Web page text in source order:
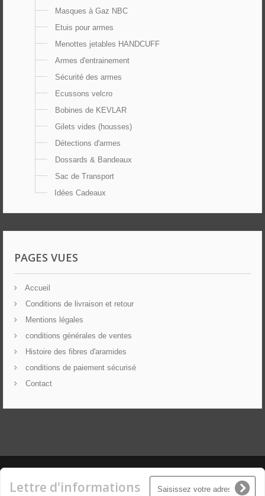
Masques à Gaz NBC
Etuis pour armes
Menottes jetables HANDCUFF
Armes d'entrainement
Sécurité des armes
Ecussons velcro
Bobines de KEVLAR
Gilets vides (housses)
Détections d'armes
Dossards & Bandeaux
Sac de Transport
Idées Cadeaux
PAGES VUES
Accueil
Conditions de livraison et retour
Mentions légales
conditions générales de ventes
Histoire des fibres d'aramides
conditions de paiement sécurisé
Contact
Lettre d'informations